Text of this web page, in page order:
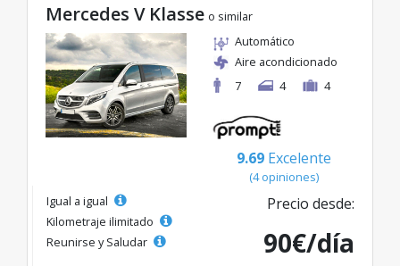
Mercedes V Klasse o similar
Automático
Aire acondicionado
7
4 4
9.69 Excelente
(4 opiniones)
Igual a igual
Kilometraje ilimitado
Reunirse y Saludar
Precio desde:
90€/día